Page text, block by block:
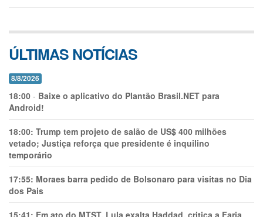
ÚLTIMAS NOTÍCIAS
8/8/2026
18:00 - Baixe o aplicativo do Plantão Brasil.NET para
Android!
18:00: Trump tem projeto de salão de US$ 400 milhões
vetado; Justiça reforça que presidente é inquilino
temporário
17:55: Moraes barra pedido de Bolsonaro para visitas no Dia
dos Pais
15:41: Em ato do MTST, Lula exalta Haddad, critica a Faria